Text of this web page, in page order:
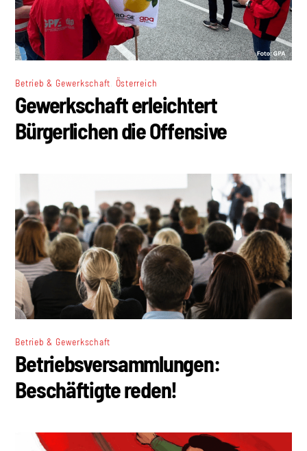
Betrieb & Gewerkschaft Österreich
Gewerkschaft erleichtert
Bürgerlichen die Offensive
Betrieb & Gewerkschaft
Betriebsversammlungen:
Beschäftigte reden!